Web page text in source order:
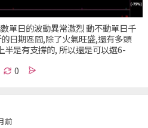
單日的波動異常激烈 動不動單日千
日期區間,除了火氣旺盛,還有多頭
半是有支撐的, 所以還是可以選6-
0
前